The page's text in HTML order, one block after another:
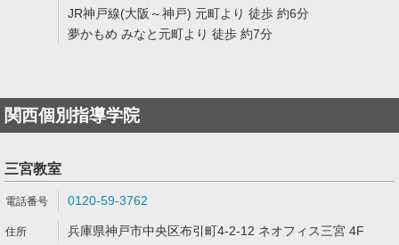
JR神戸線(大阪～神戸) 元町より 徒歩 約6分
夢かもめ みなと元町より 徒歩 約7分
関西個別指導学院
三宮教室
0120-59-3762
兵庫県神戸市中央区布引町4-2-12 ネオフィス三宮 4F